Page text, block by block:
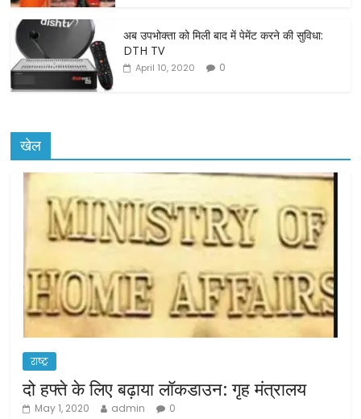
अब उपभोक्ता को मिली बाद में पेमेंट करने की सुविधा:
DTH TV
April 10, 2020 0
खेल
राष्ट्र
दो हफ्ते के लिए बढ़ाया लॉकडाउन: गृह मंत्रालय
May 1, 2020 admin 0